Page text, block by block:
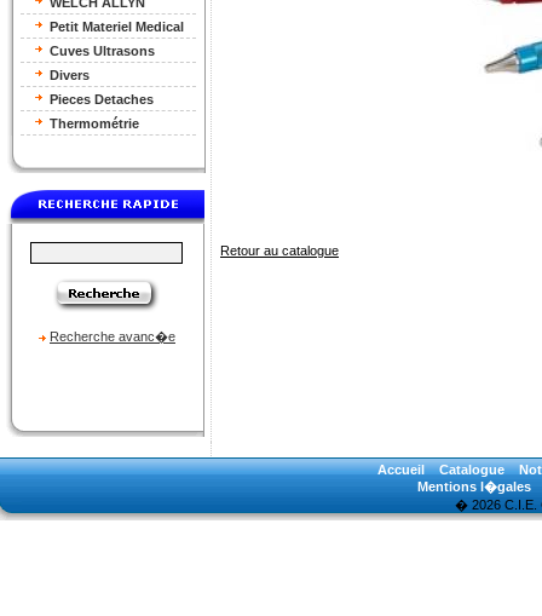
Petit Materiel Medical
Cuves Ultrasons
Divers
Pieces Detaches
Thermométrie
Recherche avanc�e
Retour au catalogue
Accueil Catalogue
Mentions l�gales
� 2026 C.I.E.